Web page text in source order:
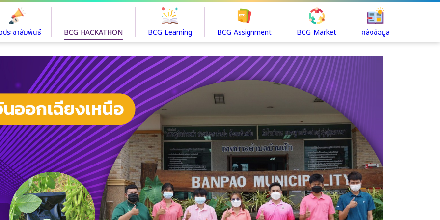
ประชาสัมพันธ์ BCG-HACKATHON BCG-Learning BCG-Assignment BCG-Market คลังข้อมูล